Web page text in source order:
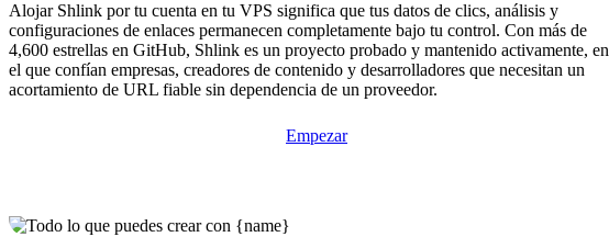
Alojar Shlink por tu cuenta en tu VPS significa que tus datos de clics, análisis y
configuraciones de enlaces permanecen completamente bajo tu control. Con más de
4,600 estrellas en GitHub, Shlink es un proyecto probado y mantenido activamente, en
el que confían empresas, creadores de contenido y desarrolladores que necesitan un
acortamiento de URL fiable sin dependencia de un proveedor.
Empezar